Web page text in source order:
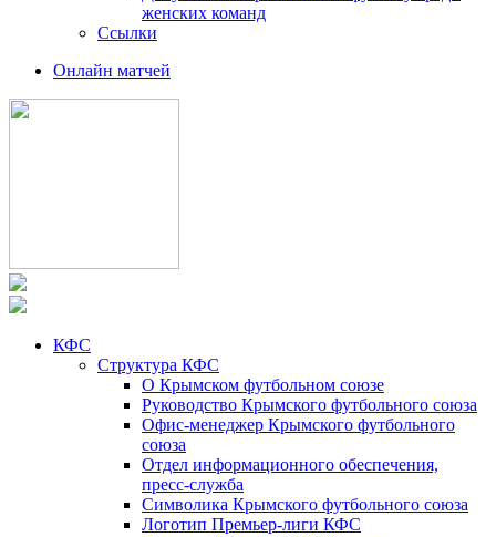
женских команд
Ссылки
Онлайн матчей
КФС
Структура КФС
О Крымском футбольном союзе
Руководство Крымского футбольного союза
Офис-менеджер Крымского футбольного
союза
Отдел информационного обеспечения,
пресс-служба
Символика Крымского футбольного союза
Логотип Премьер-лиги КФС